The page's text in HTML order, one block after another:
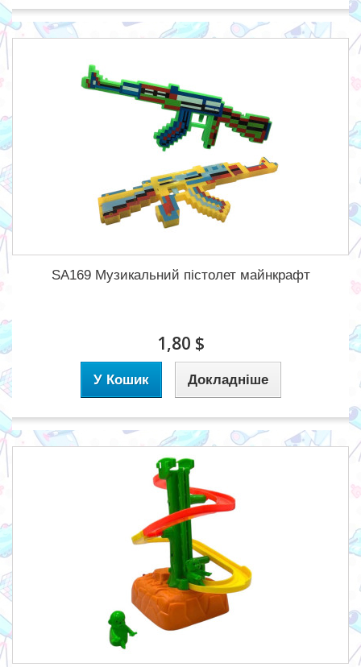
SA169 Музикальний пістолет майнкрафт
1,80 $
У Кошик Докладніше